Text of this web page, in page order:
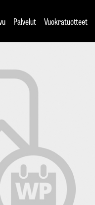
Palvelut Vuokratuotteet